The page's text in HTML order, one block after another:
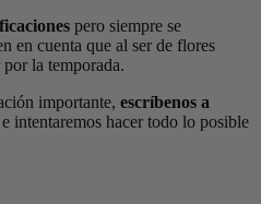
pero siempre se
en cuenta que al ser de flores
la temporada.
importante, escríbenos a
e intentaremos hacer todo lo posible